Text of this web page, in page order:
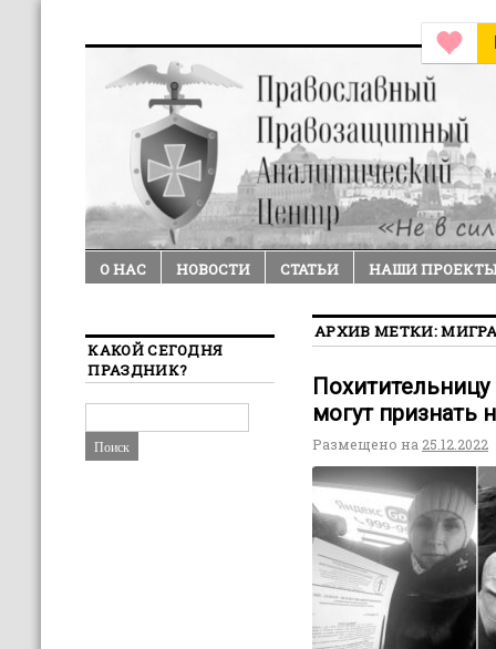
О НАС НОВОСТИ СТАТЬИ НАШИ
АРХИВ МЕТКИ:
могут признать
Размещено на 25.12.2022
КАКОЙ СЕГОДНЯ
ПРАЗДНИК?